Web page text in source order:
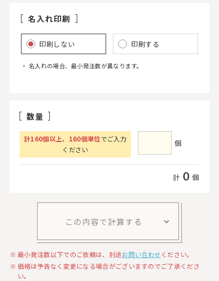
名入れ印刷
印刷しない 印刷する
名入れの場合、最小発注数が異なります。
数量
計160個以上、 160個単位でご入力
ください
個
計 0 個
この内容で計算する
最小発注数以下でのご依頼は、別途お問い合わせください。
価格は予告なく変更になる場合がございますのでご了承くださ
い。